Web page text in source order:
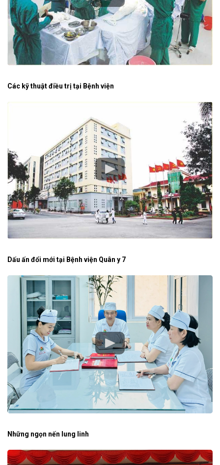
Các kỹ thuật điều trị tại Bệnh viện
Dấu ấn đổi mới tại Bệnh viện Quân y 7
Những ngọn nến lung linh